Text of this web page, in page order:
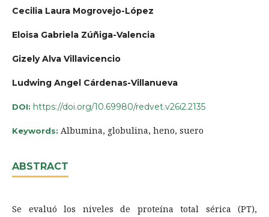
Cecilia Laura Mogrovejo-López
Eloisa Gabriela Zúñiga-Valencia
Gizely Alva Villavicencio
Ludwing Angel Cárdenas-Villanueva
DOI: https://doi.org/10.69980/redvet.v26i2.2135
Keywords: Albumina, globulina, heno, suero
ABSTRACT
Se evaluó los niveles de proteína total sérica (PT),